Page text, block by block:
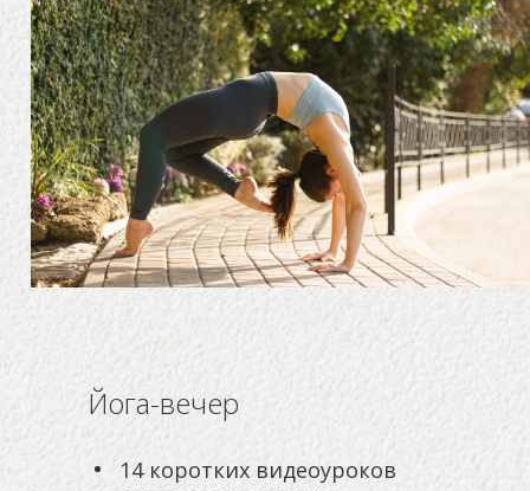
Йога-вечер
14 коротких видеоуроков